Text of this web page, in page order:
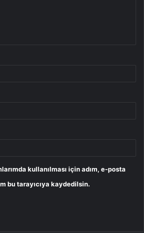
kullanılması için adım, e-posta
bu tarayıcıya kaydedilsin.